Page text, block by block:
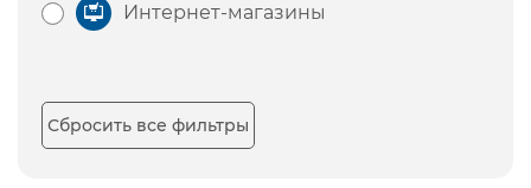
Интернет-магазины
Сбросить все фильтры